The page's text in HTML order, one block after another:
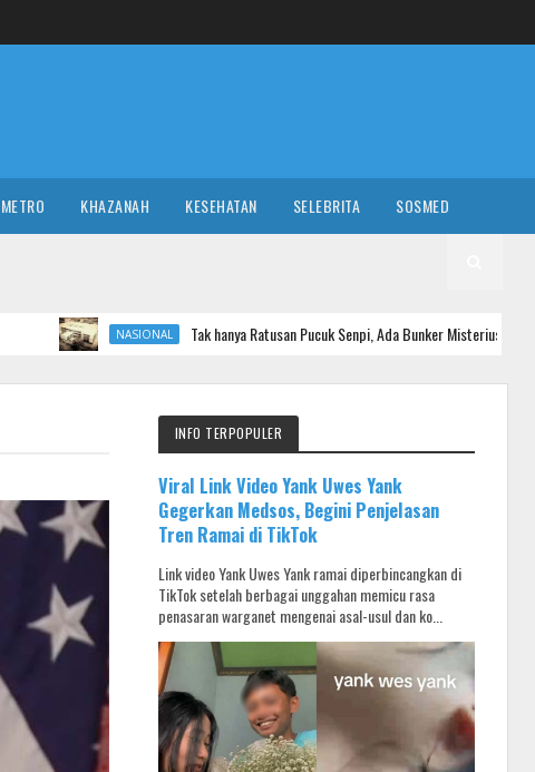
METRO KHAZANAH KESEHATAN SELEBRITA SOSMED
NASIONAL Tak hanya Ratusan Pucuk Senpi, Ada Bunker Misterius di Sekolah Swasta
INFO TERPOPULER
Viral Link Video Yank Uwes Yank
Gegerkan Medsos, Begini Penjelasan
Tren Ramai di TikTok
Link video Yank Uwes Yank ramai diperbincangkan di
TikTok setelah berbagai unggahan memicu rasa
penasaran warganet mengenai asal-usul dan ko...